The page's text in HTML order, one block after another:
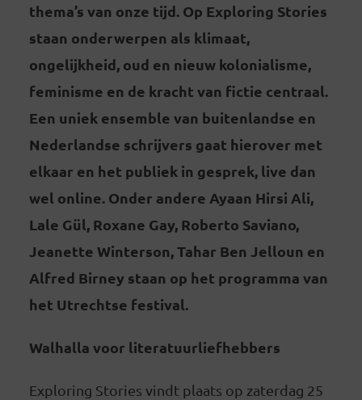
thema’s van onze tijd. Op Exploring Stories
staan onderwerpen als klimaat,
ongelijkheid, oud en nieuw kolonialisme,
feminisme en de kracht van fictie centraal.
Een uniek ensemble van buitenlandse en
Nederlandse schrijvers gaat hierover met
elkaar en het publiek in gesprek, live dan
wel online. Onder andere Ayaan Hirsi Ali,
Lale Gül, Roxane Gay, Roberto Saviano,
Jeanette Winterson, Tahar Ben Jelloun en
Alfred Birney staan op het programma van
het Utrechtse festival.
Walhalla voor literatuurliefhebbers
Exploring Stories vindt plaats op zaterdag 25